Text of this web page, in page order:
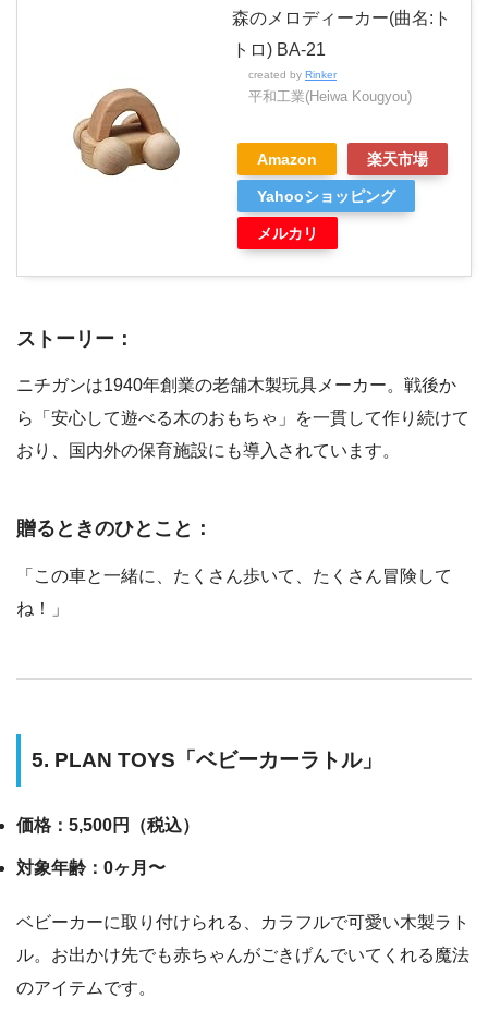
森のメロディーカー(曲名:ト
トロ) BA-21
created by Rinker
平和工業(Heiwa Kougyou)
Amazon 楽天市場
Yahooショッピング
メルカリ
ストーリー：
ニチガンは1940年創業の老舗木製玩具メーカー。戦後か
ら「安心して遊べる木のおもちゃ」を一貫して作り続けて
おり、国内外の保育施設にも導入されています。
贈るときのひとこと：
「この車と一緒に、たくさん歩いて、たくさん冒険して
ね！」
5. PLAN TOYS「ベビーカーラトル」
価格：5,500円（税込）
対象年齢：0ヶ月〜
ベビーカーに取り付けられる、カラフルで可愛い木製ラト
ル。お出かけ先でも赤ちゃんがごきげんでいてくれる魔法
のアイテムです。